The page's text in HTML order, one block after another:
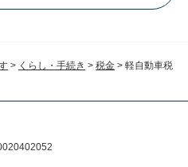
> くらし・手続き > 税金 > 軽自動車税